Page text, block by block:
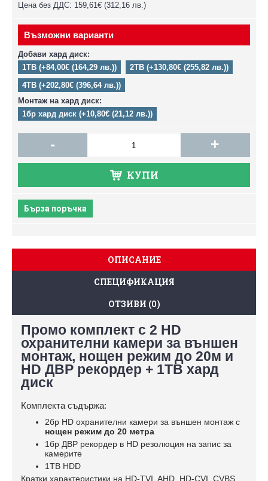
Цена без ДДС: 159,61€ (312,16 лв.)
Възможни варианти
Добави хард диск:
1TB (+84,00€ (164,29 лв.))
2TB (+130,80€ (255,82 лв.))
4TB (+202,80€ (396,64 лв.))
Монтаж на хард диск:
1бр хард диск (+10,80€ (21,12 лв.))
- +
КУПИ
Бърза поръчка
ОПИСАНИЕ
СПЕЦИФИКАЦИЯ
ОТЗИВИ (0)
Промо комплект с 2 HD
охранителни камери за външен
монтаж, нощен режим до 20м и
HD ДВР рекордер + 1TB хард
диск
Комплекта съдържа:
2бр HD охранителни камери за външен монтаж с
нощен режим до 20 метра
1бр ДВР рекордер в HD резолюция на запис за
камерите
1TB HDD
Кратки характеристики на HD-TVI, AHD, HD-CVI, CVBS